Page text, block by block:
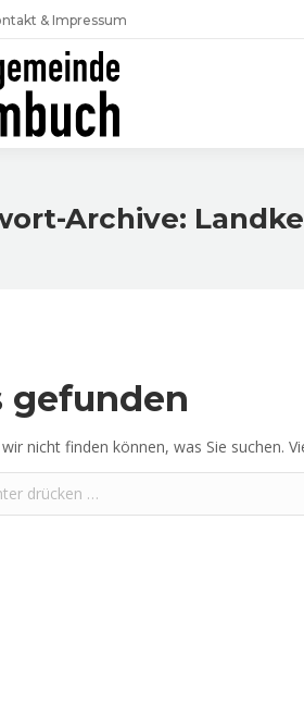
& Impressum
Archive:
gefunden
nicht finden können, was Sie suchen.